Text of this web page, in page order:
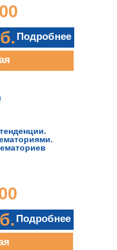
Подробнее
Подробнее